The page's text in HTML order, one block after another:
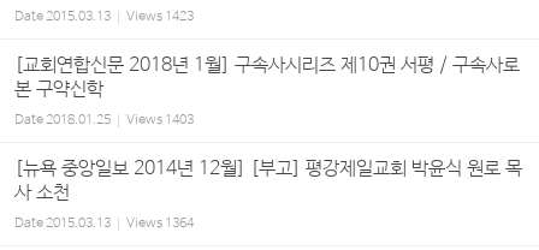
Date2015.03.13 Views 1423
[교회연합신문 2018년 1월] 구속사시리즈 제10권 서평 / 구속사로
본 구약신학
Date2018.01.25 Views 1403
[뉴욕 중앙일보 2014년 12월] [부고] 평강제일교회 박윤식 원로 목
사 소천
Date2015.03.13 Views 1364